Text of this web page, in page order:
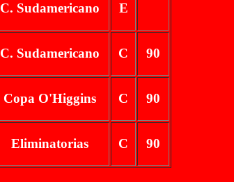
C. Sudamericano E
C. Sudamericano C 90
Copa O'Higgins C 90
Eliminatorias C 90